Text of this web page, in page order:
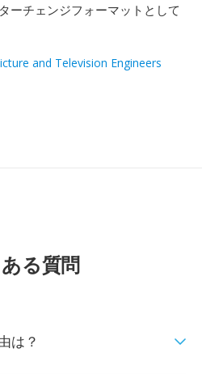
ーチェンジフォーマットとして
and Television Engineers
る質問
は？